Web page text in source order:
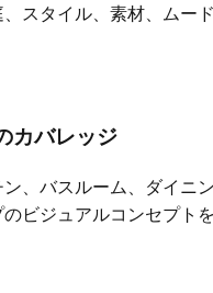
スタイル、素材、ムー
カバレッジ
、バスルーム、ダイニ
ビジュアルコンセプトを